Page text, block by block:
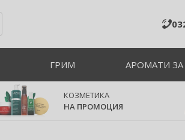
ГРИМ АРОМАТИ
КОЗМЕТИКА
НА ПРОМОЦИЯ